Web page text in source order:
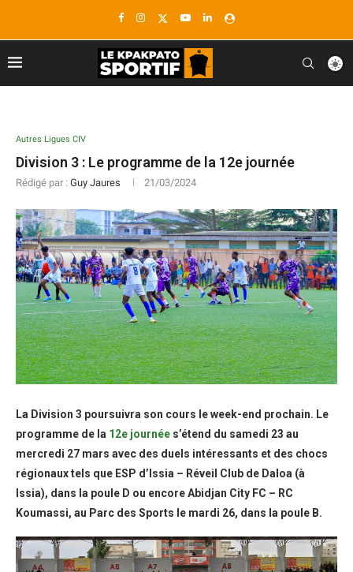
Autres Ligues CIV
Division 3 : Le programme de la 12e journée
Rédigé par : Guy Jaures 21/03/2024
La Division 3 poursuivra son cours le week-end prochain. Le
programme de la 12e journée s’étend du samedi 23 au
mercredi 27 mars avec des duels intéressants et des chocs
régionaux tels que ESP d’Issia – Réveil Club de Daloa (à
Issia), dans la poule D ou encore Abidjan City FC – RC
Koumassi, au Parc des Sports le mardi 26, dans la poule B.